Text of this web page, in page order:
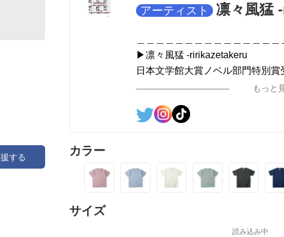
する
アーティスト 凛々風猛
▶︎凛々風猛 -ririkazetakeru
日本文学館大賞ノベル部門特別賞
＿＿＿＿＿＿＿＿＿＿＿＿＿＿＿
[通常版:ロードムービー系ミュー
英語版: https://amzn.asia/d/1nwVIb6
もっと
カラー
サイズ